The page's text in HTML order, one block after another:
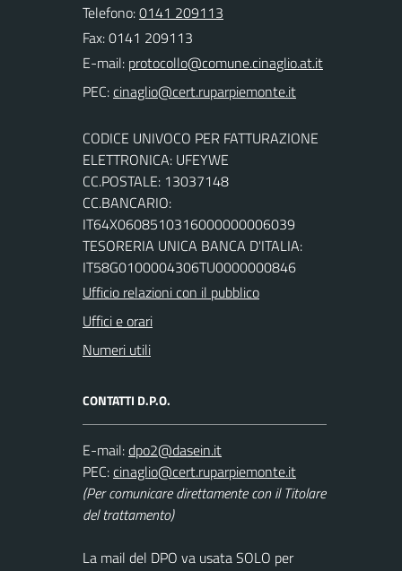
Telefono:0141 209113
Fax: 0141 209113
E-mail:
PEC:
CODICE UNIVOCO PER FATTURAZIONE
ELETTRONICA: UFEYWE
CC.POSTALE: 13037148
CC.BANCARIO:
IT64X0608510316000000006039
TESORERIA UNICA BANCA D'ITALIA:
IT58G0100004306TU0000000846
Ufficio relazioni con il pubblico
Uffici e orari
Numeri utili
CONTATTI D.P.O.
E-mail:
PEC:
(Per comunicare direttamente con il Titolare
del trattamento)
La mail del DPO va usata SOLO per